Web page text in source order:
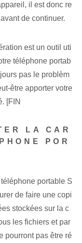
il est donc re
de continuer.
est un outil uti
téléphone portab
pas le problèm
être apporter votre
[FIN
LA CAR
POR
portable S
de faire une copi
stockées sur la c
les fichiers et par
pourront pas être ré